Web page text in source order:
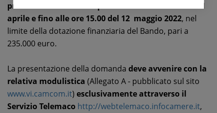
presentare domanda a partire dalle ore 15.00 del 21
aprile e fino alle ore 15.00 del 12 maggio 2022, nel
limite della dotazione finanziaria del Bando, pari a
235.000 euro.
La presentazione della domanda deve avvenire con la
relativa modulistica (Allegato A - pubblicato sul sito
www.vi.camcom.it) esclusivamente attraverso il
Servizio Telemaco http://webtelemaco.infocamere.it,